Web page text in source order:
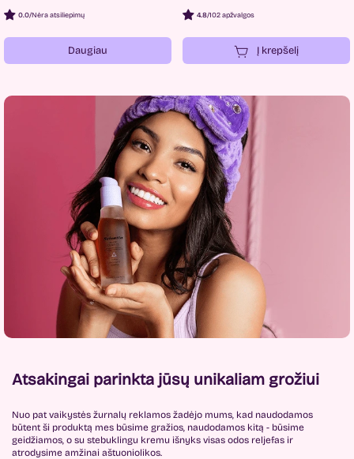
0.0/Nėra atsiliepimų
Daugiau
4.8/102 apžvalgos
Į krepšelį
Atsakingai parinkta jūsų unikaliam grožiui
Nuo pat vaikystės žurnalų reklamos žadėjo mums, kad naudodamos
būtent ši produktą mes būsime gražios, naudodamos kitą - būsime
geidžiamos, o su stebuklingu kremu išnyks visas odos reljefas ir
atrodysime amžinai aštuoniolikos.